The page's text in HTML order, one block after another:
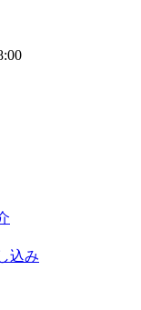
込み